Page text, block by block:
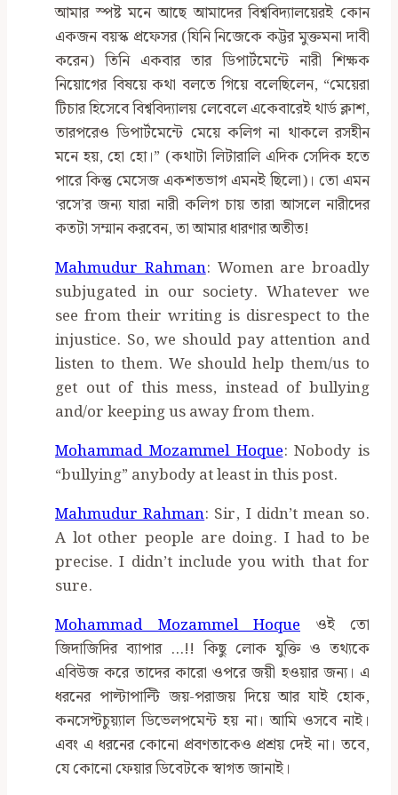
আমার স্পষ্ট মনে আছে আমাদের বিশ্ববিদ্যালয়েরই কোন
একজন বয়স্ক প্রফেসর (যিনি নিজেকে কট্টর মুক্তমনা দাবী
করেন) তিনি একবার তার ডিপার্টমেন্টে নারী শিক্ষক
নিয়োগের বিষয়ে কথা বলতে গিয়ে বলেছিলেন, “মেয়েরা
টিচার হিসেবে বিশ্ববিদ্যালয় লেবেলে একেবারেই থার্ড ক্লাশ,
তারপরেও ডিপার্টমেন্টে মেয়ে কলিগ না থাকলে রসহীন
মনে হয়, হো হো।” (কথাটা লিটারালি এদিক সেদিক হতে
পারে কিন্তু মেসেজ একশতভাগ এমনই ছিলো)। তো এমন
‘রসে’র জন্য যারা নারী কলিগ চায় তারা আসলে নারীদের
কতটা সম্মান করবেন, তা আমার ধারণার অতীত!
Mahmudur Rahman: Women are broadly
subjugated in our society. Whatever we
see from their writing is disrespect to the
injustice. So, we should pay attention and
listen to them. We should help them/us to
get out of this mess, instead of bullying
and/or keeping us away from them.
Mohammad Mozammel Hoque: Nobody is
“bullying” anybody at least in this post.
Mahmudur Rahman: Sir, I didn’t mean so.
A lot other people are doing. I had to be
precise. I didn’t include you with that for
sure.
Mohammad Mozammel Hoque ওই তো
জিদাজিদির ব্যাপার …!! কিছু লোক যুক্তি ও তথ্যকে
এবিউজ করে তাদের কারো ওপরে জয়ী হওয়ার জন্য। এ
ধরনের পাল্টাপাল্টি জয়-পরাজয় দিয়ে আর যাই হোক,
কনসেপ্টচুয়্যাল ডিভেলপমেন্ট হয় না। আমি ওসবে নাই।
এবং এ ধরনের কোনো প্রবণতাকেও প্রশ্রয় দেই না। তবে,
যে কোনো ফেয়ার ডিবেটকে স্বাগত জানাই।